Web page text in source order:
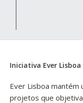
Iniciativa Ever Lisboa
Ever Lisboa mantém
projetos que